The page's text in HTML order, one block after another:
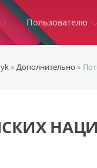
Пользователю
» Дополнительно »